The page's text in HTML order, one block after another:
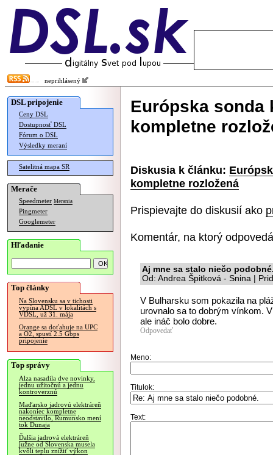
neprihlásený
DSL pripojenie
Ceny DSL
Dostupnosť DSL
Fórum o DSL
Výsledky meraní
Satelitná mapa SR
Merače
Speedmeter Merania
Pingmeter
Googlemeter
Hľadanie
Top články
Na Slovensku sa v tichosti
vypína ADSL v lokalitách s
VDSL, už 31. mája
Orange sa doťahuje na UPC
a O2, spustí 2.5 Gbps
pripojenie
Top správy
Alza nasadila dve novinky,
jednu užitočnú a jednu
kontroverznú
Maďarsko jadrovú elektráreň
nakoniec kompletne
neodstavilo, Rumunsko mení
tok Dunaja
Ďalšia jadrová elektráreň
južne od Slovenska musela
kvôli teplu znížiť výkon
Európska sonda
kompletne
Diskusia k článku:
kompletne rozložená
Prispievajte do diskusií ako
Komentár, na ktorý
Aj mne sa stalo niečo
Od: Andrea Špitková - Snina |
V Bulharsku som pokazila na
urovnalo sa to dobrým vínkom.
ale ináč bolo dobre.
Odpovedať
Meno:
Titulok:
Text: